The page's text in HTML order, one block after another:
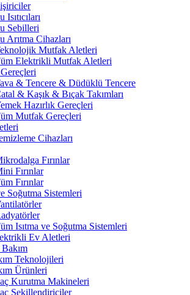
Isıtıcıları
Sebilleri
Arıtma Cihazları
Mutfak Aletleri
Elektrikli Mutfak Aletleri
& Tencere & Düdüklü Tencere
& Kaşık & Bıçak Takımları
Hazırlık Gereçleri
Mutfak Gereçleri
Cihazları
Fırınlar
Fırınlar
Fırınlar
Soğutma Sistemleri
Isıtma ve Soğutma Sistemleri
Ev Aletleri
Teknolojileri
Ürünleri
Kurutma Makineleri
Şekillendiriciler